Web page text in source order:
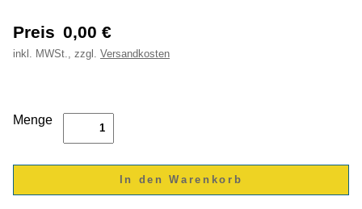
Preis 0,00 €
inkl. MWSt., zzgl. Versandkosten
Menge